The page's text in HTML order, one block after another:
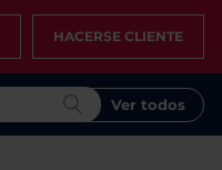
HACERSE CLIENTE
Ver todos